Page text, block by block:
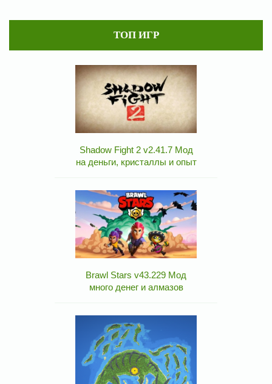
ТОП ИГР
Shadow Fight 2 v2.41.7 Мод
на деньги, кристаллы и опыт
Brawl Stars v43.229 Мод
много денег и алмазов